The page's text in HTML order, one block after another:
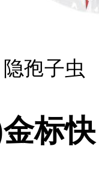
孢子虫
标快